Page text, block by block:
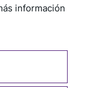
información